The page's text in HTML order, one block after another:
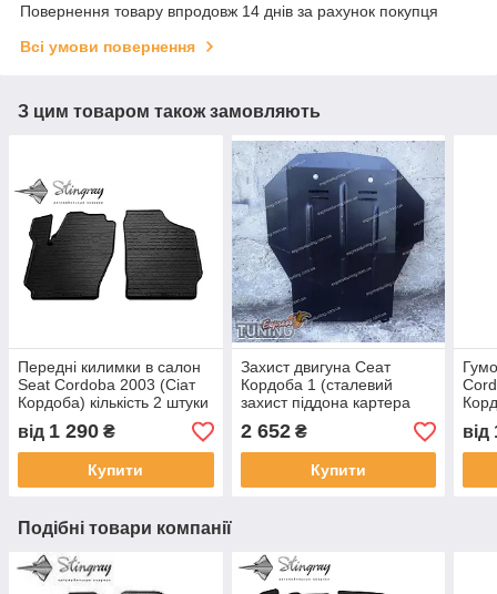
Повернення товару впродовж 14 днів за рахунок покупця
Всі умови повернення
З цим товаром також замовляють
Передні килимки в салон
Seat Cordoba 2003 (Сіат
Кордоба) кількість 2 штуки
від 1 290 ₴
Купити
Захист двигуна Сеат
Кордоба 1 (сталевий
захист піддона картера
Seat Cordoba 1)
2 652₴
Купити
від
Подібні товари компанії